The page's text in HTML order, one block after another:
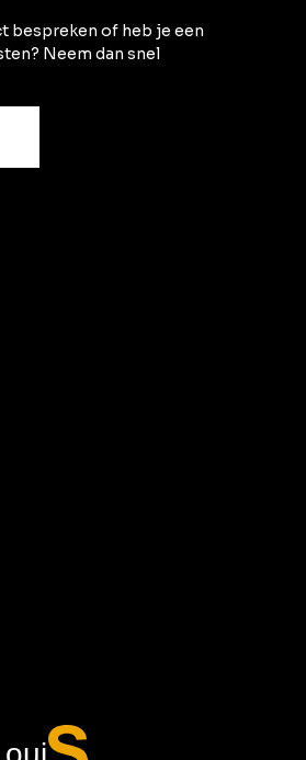
bespreken of heb je een
Neem dan snel